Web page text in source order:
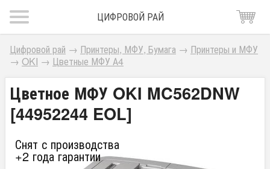
ЦИФРОВОЙ РАЙ
Цифровой рай → Принтеры, МФУ, Бумага → Принтеры и МФУ
→ OKI → Цветные МФУ А4
Цветное МФУ OKI MC562DNW
[44952244 EOL]
Снят с производства
+2 года гарантии